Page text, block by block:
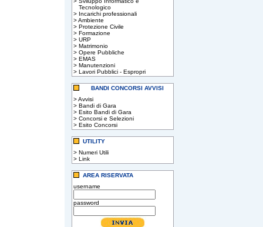
Tecnologico
> Incarichi professionali
>Ambiente
> Protezione Civile
> Formazione
> URP
> Matrimonio
> Opere Pubbliche
> EMAS
> Manutenzioni
> Lavori Pubblici - Espropri
BANDI CONCORSI AVVISI
>Avvisi
> Bandi di Gara
> Esito Bandi di Gara
> Concorsi e Selezioni
> Esito Concorsi
UTILITY
> Numeri Utili
> Link
AREA RISERVATA
username
password